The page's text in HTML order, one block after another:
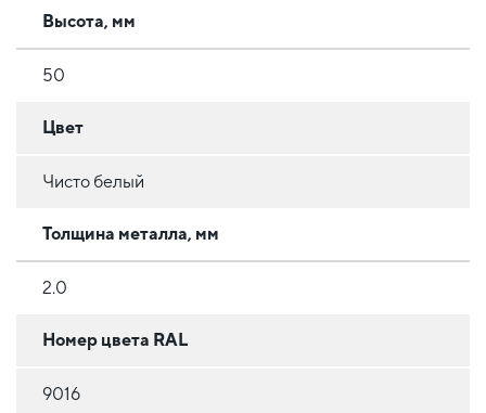
Высота, мм
50
Цвет
Чисто белый
Толщина металла, мм
2.0
Номер цвета RAL
9016